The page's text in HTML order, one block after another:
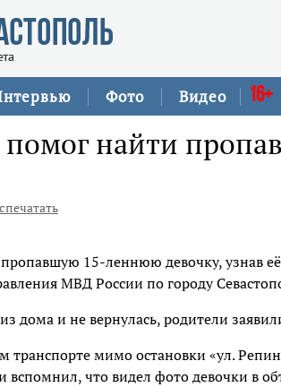
Фото Видео 16+
помог найти
15-леннюю девочку, узнав
МВД России по городу
дома и не вернулась, родители
транспорте мимо остановки «ул.
вспомнил, что видел фото девочки в